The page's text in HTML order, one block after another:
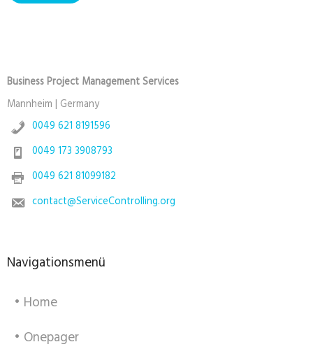
Business Project Management Services
Mannheim | Germany
0049 621 8191596
0049 173 3908793
0049 621 81099182
contact@ServiceControlling.org
Navigationsmenü
• Home
• Onepager